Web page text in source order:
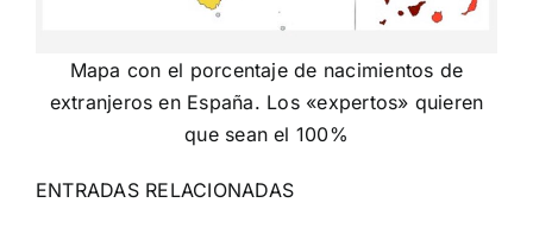
Mapa con el porcentaje de nacimientos de
extranjeros en España. Los «expertos» quieren
que sean el 100%
ENTRADAS RELACIONADAS